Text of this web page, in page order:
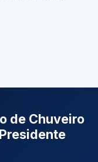
de Chuveiro